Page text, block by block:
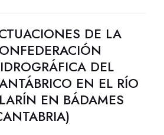
DE LA
DEL
EN EL RÍO
EN BÁDAMES